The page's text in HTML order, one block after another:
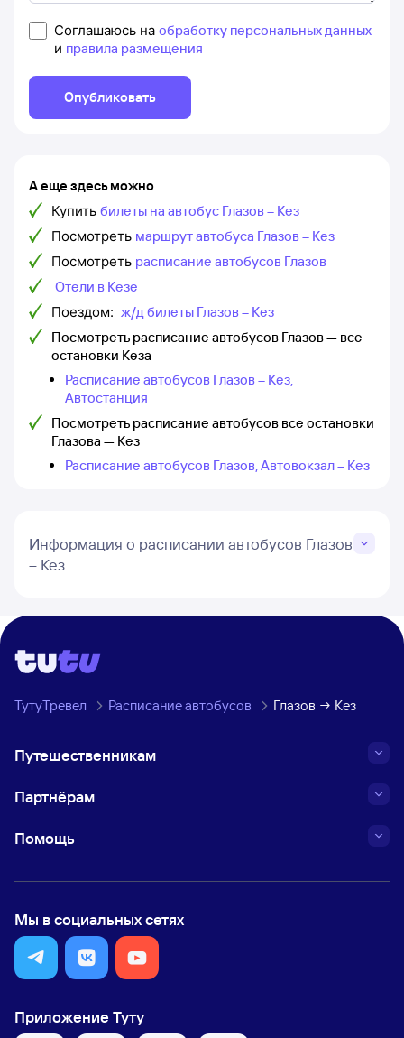
Соглашаюсь на обработку персональных данных
и правила размещения
Опубликовать
А еще здесь можно
Купить билеты на автобус Глазов – Кез
Посмотреть маршрут автобуса Глазов – Кез
Посмотреть расписание автобусов Глазов
Отели в Кезе
Поездом: ж/д билеты Глазов – Кез
Посмотреть расписание автобусов Глазов — все
остановки Кеза
Расписание автобусов Глазов – Кез,
Автостанция
Посмотреть расписание автобусов все остановки
Глазова — Кез
Расписание автобусов Глазов, Автовокзал – Кез
Информация о расписании автобусов Глазов
– Кез
ТутуТревел Расписание автобусов Глазов → Кез
Путешественникам
Партнёрам
Помощь
Мы в социальных сетях
Приложение Туту